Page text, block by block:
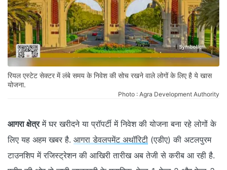
रियल एस्टेट सेक्टर में लंबे समय के निवेश की सोच रखने वाले लोगों के लिए है ये खास
योजना.
Photo : Agra Development Authority
आगरा क्षेत्रमें घर खरीदने या प्रॉपर्टी में निवेश की योजना बना रहे लोगों के
लिए यह अहम खबर है. आगरा डेवलपमेंट अथॉरिटी (एडीए) की अटलपुरम
टाउनशिप में रजिस्ट्रेशन की आखिरी तारीख अब तेजी से करीब आ रही है.